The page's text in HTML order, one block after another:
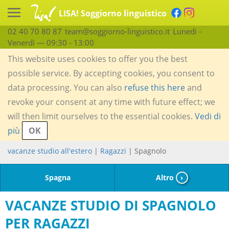
LISA! Soggiorno linguistico
02 40 70 80 87 team@soggiorno-linguistico.it Lunedì -
Venerdì — 09:30 - 13:00
This website uses cookies to offer you the best
possible service. By accepting cookies, you consent to
data processing. You can also refuse this hereand
revoke your consent at any time with future effect; we
will then limit ourselves to the essential cookies. Vedi di
più
OK
vacanze studio all'estero | Ragazzi | Spagnolo
Spagna Altro ›
VACANZE STUDIO DI SPAGNOLO
PER RAGAZZI